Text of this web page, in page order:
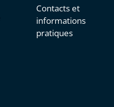
Contacts et
informations
pratiques